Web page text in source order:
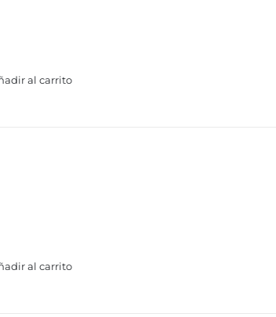
al carrito
al carrito